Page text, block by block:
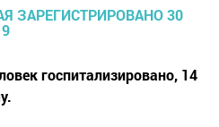
госпитализировано, 14